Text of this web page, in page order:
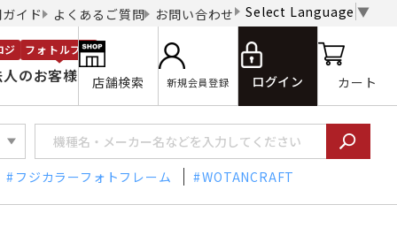
イド よくあるご質問 お問い合わせ Select Language ▼
のお客様
ジ フォトルプロ
店舗検索 新規会員登録 ログイン カート
フジカラーフォトフレーム WOTANCRAFT